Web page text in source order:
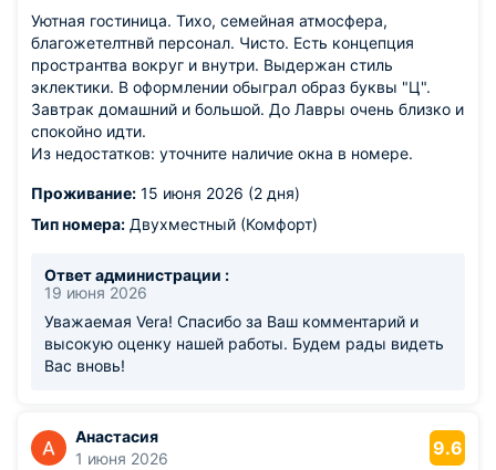
Уютная гостиница. Тихо, семейная атмосфера,
благожетелтнвй персонал. Чисто. Есть концепция
пространтва вокруг и внутри. Выдержан стиль
эклектики. В оформлении обыграл образ буквы "Ц".
Завтрак домашний и большой. До Лавры очень близко и
спокойно идти.
Из недостатков: уточните наличие окна в номере.
Проживание: 15 июня 2026 (2 дня)
Тип номера: Двухместный (Комфорт)
Ответ администрации :
19 июня 2026
Уважаемая Vera! Спасибо за Ваш комментарий и
высокую оценку нашей работы. Будем рады видеть
Вас вновь!
Анастасия
1 июня 2026
9.6